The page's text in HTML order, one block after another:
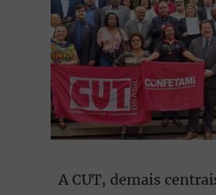
A CUT, demais